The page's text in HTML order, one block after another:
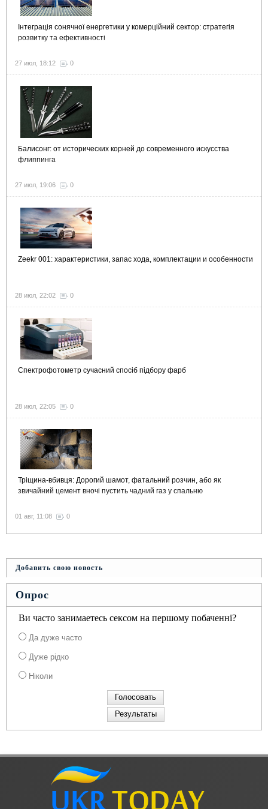
Інтеграція сонячної енергетики у комерційний сектор: стратегія
розвитку та ефективності
27 июл, 18:12 0
Балисонг: от исторических корней до современного искусства
флиппинга
27 июл, 19:06 0
Zeekr 001: характеристики, запас хода, комплектации и особенности
28 июл, 22:02 0
Спектрофотометр сучасний спосіб підбору фарб
28 июл, 22:05 0
Тріщина-вбивця: Дорогий шамот, фатальний розчин, або як
звичайний цемент вночі пустить чадний газ у спальню
01 авг, 11:08 0
Добавить свою новость
Опрос
Ви часто занимаетесь сексом на першому побаченні?
Да дуже часто
Дуже рідко
Ніколи